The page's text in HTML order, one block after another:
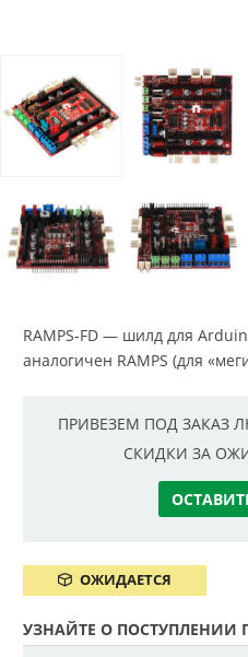
RAMPS-FD — шилд для
аналогичен RAMPS (для
ПРИВЕЗЕМ ПОД ЗАКАЗ
СКИДКИ ЗА
ОЖИДАЕТСЯ
УЗНАЙТЕ О ПОСТУПЛЕНИИ